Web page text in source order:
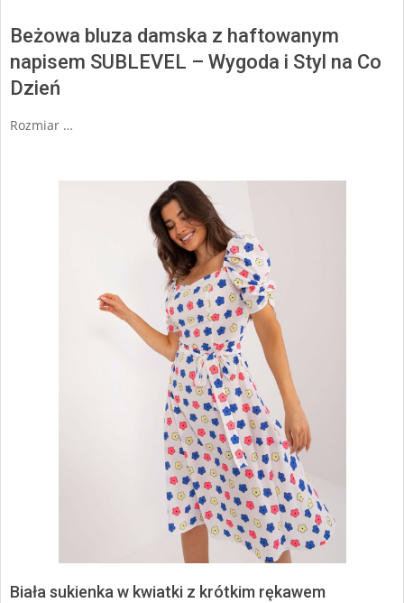
Beżowa bluza damska z haftowanym
napisem SUBLEVEL – Wygoda i Styl na Co
Dzień
Rozmiar …
Biała sukienka w kwiatki z krótkim rękawem